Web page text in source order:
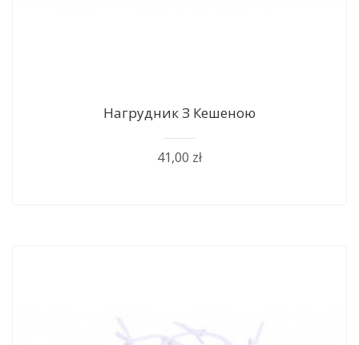
Нагрудник З Кешеною
41,00 zł